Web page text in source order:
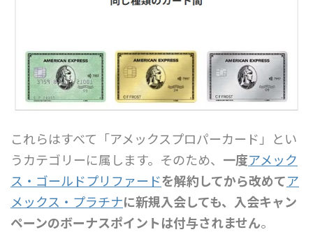
これらはすべて「アメックスプロパーカード」とい
うカテゴリーに属します。そのため、 一度アメック
ス・ゴールドプリファードを解約してから改めてア
メックス・プラチナに新規入会しても、入会キャン
ペーンのボーナスポイントは付与されません。